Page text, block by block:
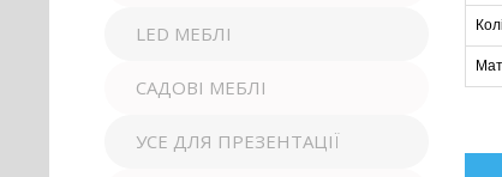
LED МЕБЛІ
САДОВІ МЕБЛІ
УСЕ ДЛЯ ПРЕЗЕНТАЦІЇ